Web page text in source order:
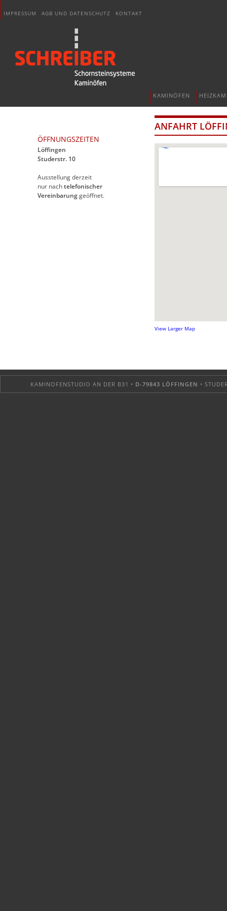
IMPRESSUM AGB UND DATENSCHUTZ KONTAKT
KAMINÖFEN
ÖFFNUNGSZEITEN
Löffingen
Studerstr. 10
Ausstellung derzeit
nur nachtelefonischer
Vereinbarunggeöffnet.
ANFAHRT
View Larger Map
KAMINOFENSTUDIO AN DER B31 • D-79843 LÖFFINGEN •